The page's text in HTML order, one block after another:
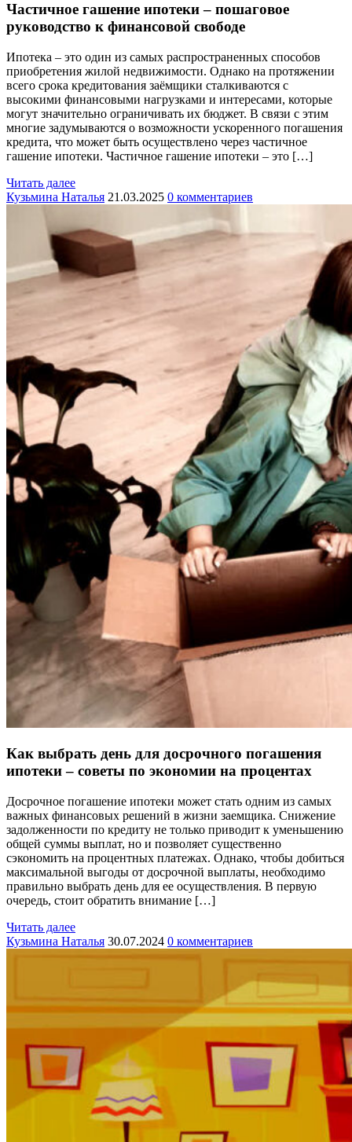
Частичное гашение ипотеки – пошаговое
руководство к финансовой свободе
Ипотека – это один из самых распространенных способов
приобретения жилой недвижимости. Однако на протяжении
всего срока кредитования заёмщики сталкиваются с
высокими финансовыми нагрузками и интересами, которые
могут значительно ограничивать их бюджет. В связи с этим
многие задумываются о возможности ускоренного погашения
кредита, что может быть осуществлено через частичное
гашение ипотеки. Частичное гашение ипотеки – это […]
Читать далее
Кузьмина Наталья 21.03.2025 0 комментариев
Как выбрать день для досрочного погашения
ипотеки – советы по экономии на процентах
Досрочное погашение ипотеки может стать одним из самых
важных финансовых решений в жизни заемщика. Снижение
задолженности по кредиту не только приводит к уменьшению
общей суммы выплат, но и позволяет существенно
сэкономить на процентных платежах. Однако, чтобы добиться
максимальной выгоды от досрочной выплаты, необходимо
правильно выбрать день для ее осуществления. В первую
очередь, стоит обратить внимание […]
Читать далее
Кузьмина Наталья 30.07.2024 0 комментариев